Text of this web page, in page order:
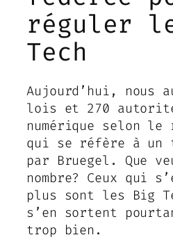
réguler
Tech
Aujourd’hui, nous
lois et 270
numérique selon le
qui se réfère à
par Bruegel. Que
nombre? Ceux qui
plus sont les Big
s’en sortent
trop bien.